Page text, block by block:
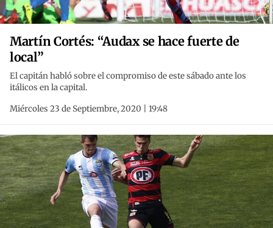
Martín Cortés: “Audax se hace fuerte de
local”
El capitán habló sobre el compromiso de este sábado ante los
itálicos en la capital.
Miércoles 23 de Septiembre, 2020 | 19:48